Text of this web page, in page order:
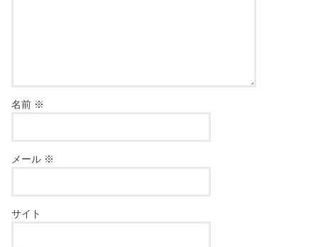
名前 ※
メール ※
サイト